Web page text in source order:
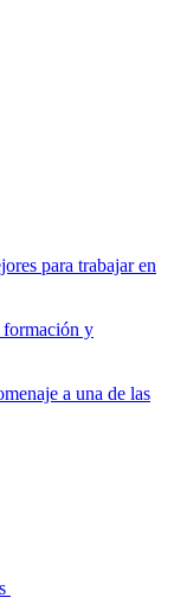
para trabajar en
formación y
a una de las